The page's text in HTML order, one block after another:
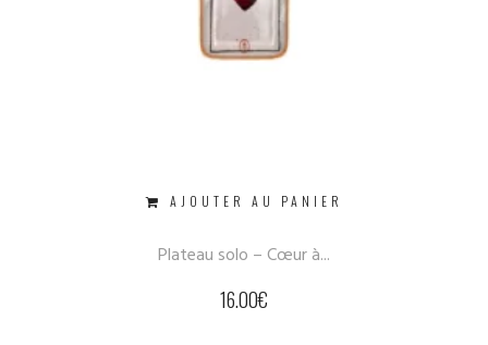
AJOUTER AU PANIER
Plateau solo – Cœur à...
16.00€